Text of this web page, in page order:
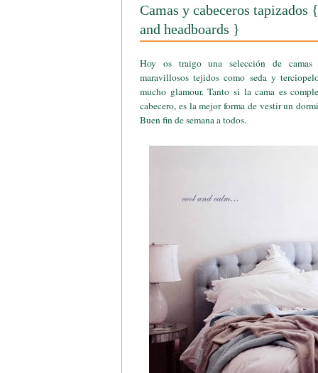
Camas y cabeceros tapizados
and headboards }
Hoy os traigo una selección de camas
maravillosos tejidos como seda y
mucho glamour. Tanto si la cama es
cabecero, es la mejor forma de vestir un
Buen fin de semana a todos.